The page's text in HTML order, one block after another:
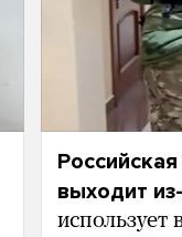
выходит
использует